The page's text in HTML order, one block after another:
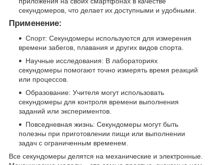
секундомеров, что делает их доступными и удобными.
Применение:
Спорт: Секундомеры используются для измерения
времени забегов, плавания и других видов спорта.
Научные исследования: В лабораториях
секундомеры помогают точно измерять время реакций
или процессов.
Образование: Учителя могут использовать
секундомеры для контроля времени выполнения
заданий или экспериментов.
Повседневная жизнь: Секундомеры могут быть
полезны при приготовлении пищи или выполнении
задач с ограниченным временем.
Все секундомеры делятся на механические и электронные.